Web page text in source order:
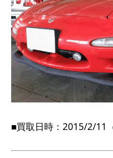
■買取日時：2015/2/11